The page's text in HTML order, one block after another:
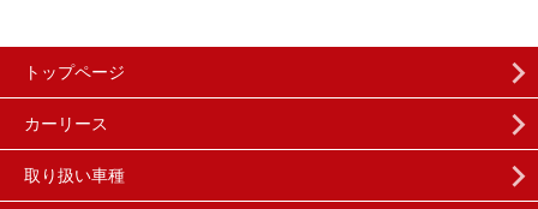
トップページ
カーリース
取り扱い車種